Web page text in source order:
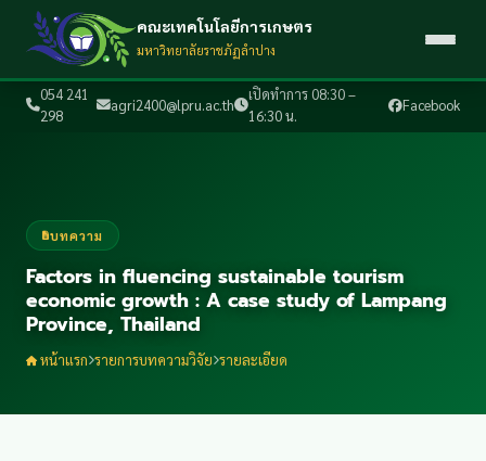
054 241
298
agri2400@lpru.ac.th
เปิดทำการ 08:30 –
16:30 น.
Facebook
คณะเทคโนโลยีการเกษตร
มหาวิทยาลัยราชภัฏลำปาง
บทความ
Factors in fluencing sustainable tourism
economic growth : A case study of Lampang
Province, Thailand
หน้าแรก รายการบทความวิจัย รายละเอียด